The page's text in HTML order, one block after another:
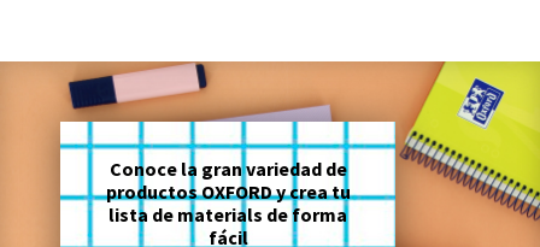
Conoce la gran variedad de
productos OXFORD y crea tu
lista de materials de forma
fácil